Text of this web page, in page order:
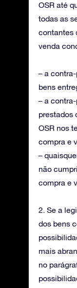
OSR até
todas as
contantes
venda
– a
bens
– a
prestados
OSR nos
compra e
–
não
compra e
2. Se a
dos bens
mais
no